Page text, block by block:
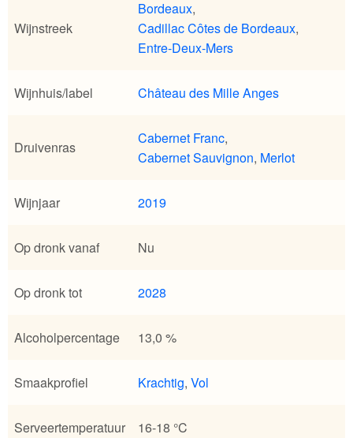
Wijnstreek
Bordeaux,
Cadillac Côtes de Bordeaux,
Entre-Deux-Mers
Wijnhuis/label Château des Mille Anges
Druivenras
Cabernet Franc,
Cabernet Sauvignon, Merlot
Wijnjaar 2019
Op dronk vanaf Nu
Op dronk tot 2028
Alcoholpercentage 13,0 %
Smaakprofiel Krachtig, Vol
Serveertemperatuur 16-18 °C